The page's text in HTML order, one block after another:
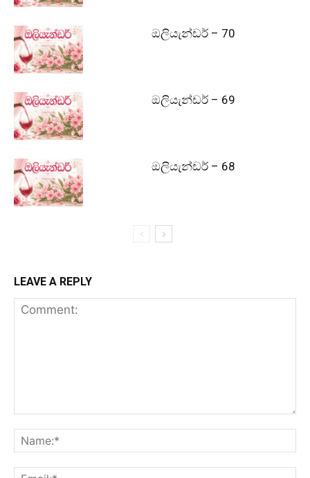
ඔලියැන්ඩර් – 70
ඔලියැන්ඩර් – 69
ඔලියැන්ඩර් – 68
LEAVE A REPLY